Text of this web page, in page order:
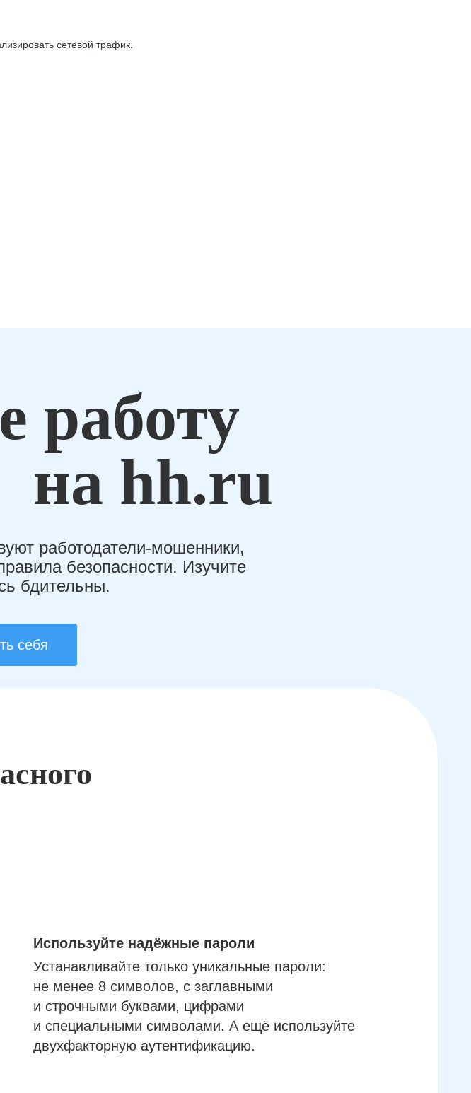
сетевой трафик.
работу
на hh.ru
работодатели-мошенники,
безопасности. Изучите
бдительны.
себя
Используйте надёжные пароли
Устанавливайте только уникальные пароли:
не менее 8 символов, с заглавными
и строчными буквами, цифрами
и специальными символами. А ещё используйте
двухфакторную аутентификацию.